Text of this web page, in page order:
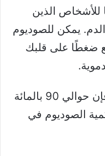
للأشخاص الذين
يمكن للصوديوم
ضغطًا على قلبك
وفقًا لإحدى الدراسات، فإن حوالي 90 بالمائة
الصوديوم في